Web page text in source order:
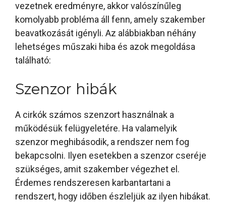
vezetnek eredményre, akkor valószínűleg
komolyabb probléma áll fenn, amely szakember
beavatkozását igényli. Az alábbiakban néhány
lehetséges műszaki hiba és azok megoldása
található:
Szenzor hibák
A cirkók számos szenzort használnak a
működésük felügyeletére. Ha valamelyik
szenzor meghibásodik, a rendszer nem fog
bekapcsolni. Ilyen esetekben a szenzor cseréje
szükséges, amit szakember végezhet el.
Érdemes rendszeresen karbantartani a
rendszert, hogy időben észleljük az ilyen hibákat.